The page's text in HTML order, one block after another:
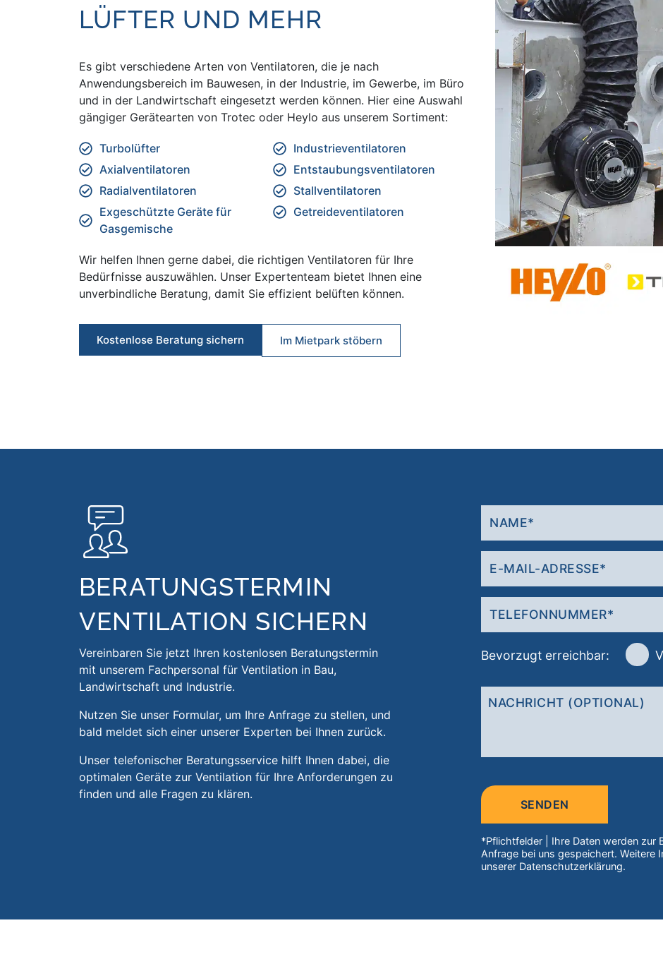
LÜFTER UND MEHR
Es gibt verschiedene Arten von Ventilatoren, die je nach
Anwendungsbereich im Bauwesen, in der Industrie, im Gewerbe, im Büro
und in der Landwirtschaft eingesetzt werden können. Hier eine Auswahl
gängiger Gerätearten von Trotec oder Heylo aus unserem Sortiment:
Turbolüfter
Axialventilatoren
Radialventilatoren
Exgeschützte Geräte für
Gasgemische
Industrieventilatoren
Entstaubungsventilatoren
Stallventilatoren
Getreideventilatoren
Wir helfen Ihnen gerne dabei, die richtigen Ventilatoren für Ihre
Bedürfnisse auszuwählen. Unser Expertenteam bietet Ihnen eine
unverbindliche Beratung, damit Sie effizient belüften können.
Kostenlose Beratung sichern Im Mietpark stöbern
BERATUNGSTERMIN
VENTILATION SICHERN
Vereinbaren Sie jetzt Ihren kostenlosen Beratungstermin
mit unserem Fachpersonal für Ventilation in Bau,
Landwirtschaft und Industrie.
Nutzen Sie unser Formular, um Ihre Anfrage zu stellen, und
bald meldet sich einer unserer Experten bei Ihnen zurück.
Unser telefonischer Beratungsservice hilft Ihnen dabei, die
optimalen Geräte zur Ventilation für Ihre Anforderungen zu
finden und alle Fragen zu klären.
Bevorzugt erreichbar:
Bitte
lasse
leer.
*Pflichtfelder | Ihre Daten werden zur
Anfrage bei uns gespeichert. Weitere
unserer Datenschutzerklärung.